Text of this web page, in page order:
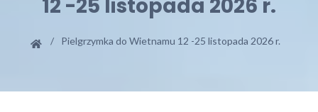
12 -25 listopada 2026 r.
Pielgrzymka do Wietnamu 12 -25 listopada 2026 r.